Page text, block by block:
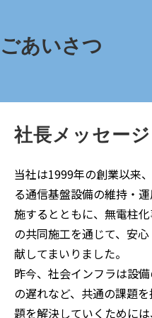
ごあいさつ
社長メッセージ
当社は1999年の創業以来
る通信基盤設備の維持・
施するとともに、無電柱
の共同施工を通じて、安
献してまいりました。
昨今、社会インフラは設
の遅れなど、共通の課題
題を解決していくために